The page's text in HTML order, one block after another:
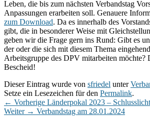
Leben, die bis zum nächsten Verbandstag
Anpassungen erarbeiten soll. Genauere
zum Download. Da es innerhalb des
gibt, die in besonderer Weise mit
geben wir die Frage gern ins Rund: Gibt es
der oder die sich mit diesem Thema
Arbeitsgruppe des DPV mitarbeiten möchte?
Bescheid!
Dieser Eintrag wurde von sfriedel unter
Setze ein Lesezeichen für den Permalink.
Beitragsnavigation
← Vorherige Vorheriger
Beitrag:
Länderpokal 2023 –
Weiter → Nächster
Verbandstag am 28.01.2024